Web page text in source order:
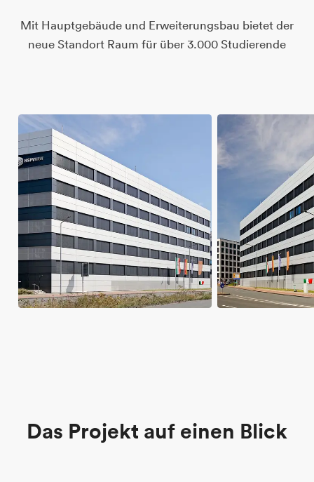
Mit Hauptgebäude und Erweiterungsbau bietet der
neue Standort Raum für über 3.000 Studierende
Das Projekt auf einen Blick